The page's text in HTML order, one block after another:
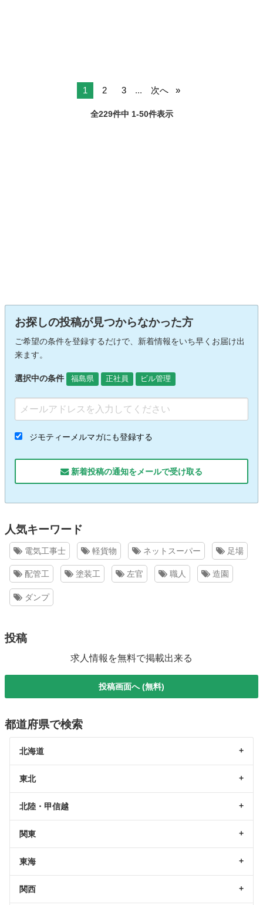
1 2 3 ... 次へ
全229件中 1-50件表示
お探しの投稿が見つからなかった方
ご希望の条件を登録するだけで、新着情報をいち早くお届け出
来ます。
選択中の条件 福島県 正社員 ビル管理
ジモティーメルマガにも登録する
新着投稿の通知をメールで受け取る
人気キーワード
電気工事士 軽貨物 ネットスーパー 足場
配管工 塗装工 左官 職人 造園
ダンプ
投稿
求人情報を無料で掲載出来る
投稿画面へ (無料)
都道府県で検索
北海道
東北
北陸・甲信越
関東
東海
関西